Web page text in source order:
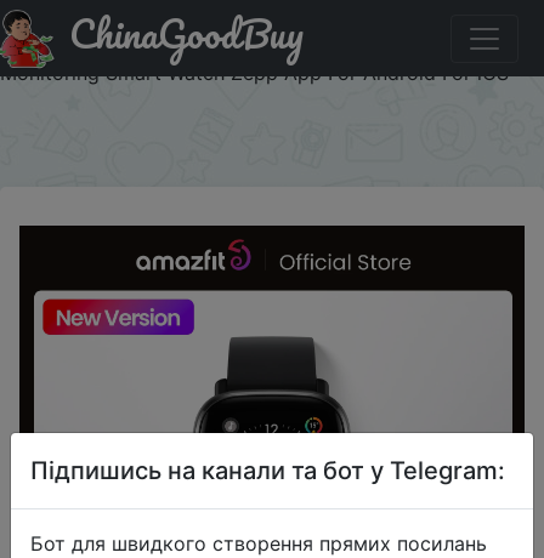
Код на знижку CQQHESQKPEN3 [New Version] Amazfit
GTS 2 mini Smartwatch 68+Sports Modes Sleep
Monitoring Smart Watch Zepp App For Android For iOS
ChinaGoodBuy
Підпишись на канали та бот у Telegram:
Бот для швидкого створення прямих посилань